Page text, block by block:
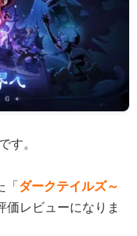
す。
ダークテイルズ～
価レビューになりま